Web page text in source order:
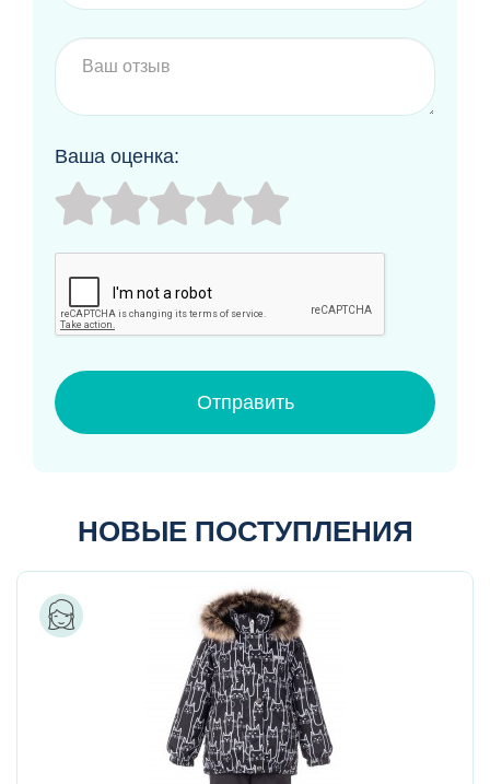
Утеплитель: 180гр
Светоотражатели: есть
Ваша оценка:
Отправить
НОВЫЕ ПОСТУПЛЕНИЯ